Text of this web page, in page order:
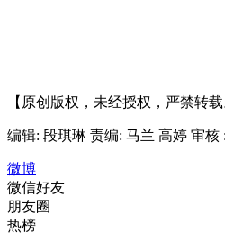
【原创版权，未经授权，严禁转载
编辑: 段琪琳 责编: 马兰 高婷 审核
微博
微信好友
朋友圈
热榜